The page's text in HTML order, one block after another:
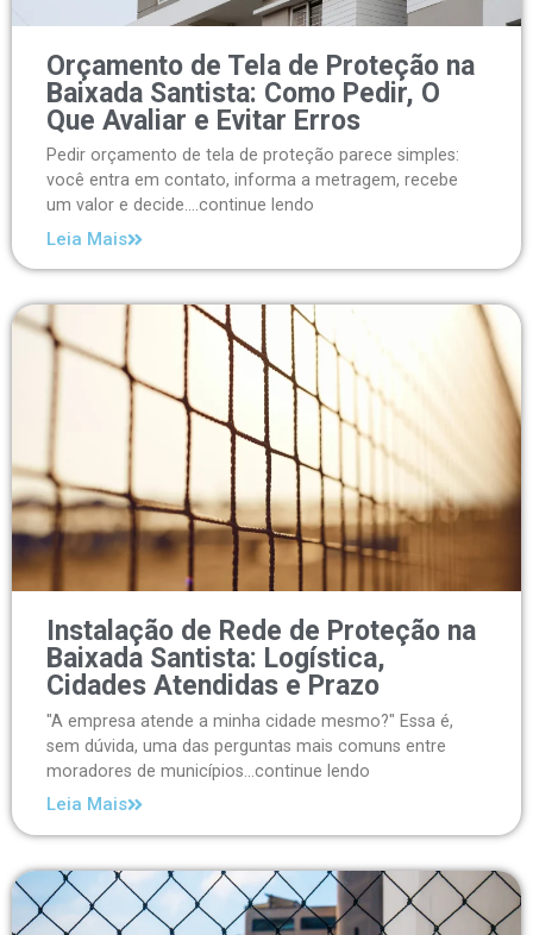
Orçamento de Tela de Proteção na
Baixada Santista: Como Pedir, O
Que Avaliar e Evitar Erros
Pedir orçamento de tela de proteção parece simples:
você entra em contato, informa a metragem, recebe
um valor e decide....continue lendo
Leia Mais
Instalação de Rede de Proteção na
Baixada Santista: Logística,
Cidades Atendidas e Prazo
"A empresa atende a minha cidade mesmo?" Essa é,
sem dúvida, uma das perguntas mais comuns entre
moradores de municípios...continue lendo
Leia Mais